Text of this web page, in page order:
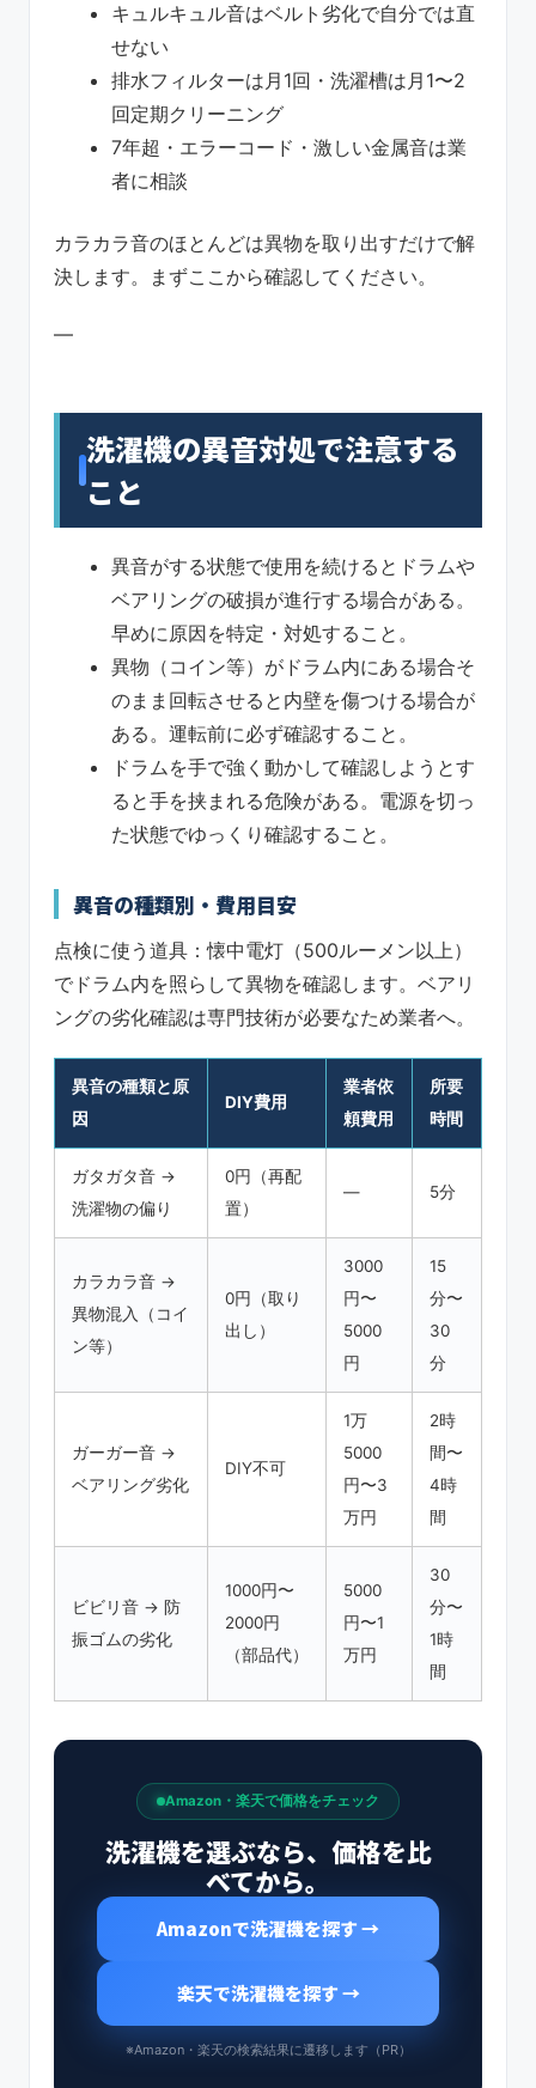
キュルキュル音はベルト劣化で自分では直
せない
排水フィルターは月1回・洗濯槽は月1〜2
回定期クリーニング
7年超・エラーコード・激しい金属音は業
者に相談
カラカラ音のほとんどは異物を取り出すだけで解
決します。まずここから確認してください。
—
洗濯機の異音対処で注意する
こと
異音がする状態で使用を続けるとドラムや
ベアリングの破損が進行する場合がある。
早めに原因を特定・対処すること。
異物（コイン等）がドラム内にある場合そ
のまま回転させると内壁を傷つける場合が
ある。運転前に必ず確認すること。
ドラムを手で強く動かして確認しようとす
ると手を挟まれる危険がある。電源を切っ
た状態でゆっくり確認すること。
異音の種類別・費用目安
点検に使う道具：懐中電灯（500ルーメン以上）
でドラム内を照らして異物を確認します。ベアリ
ングの劣化確認は専門技術が必要なため業者へ。
異音の種類と原
因
DIY費用
業者依
頼費用
所要
時間
ガタガタ音 →
洗濯物の偏り
0円（再配
置）
— 5分
カラカラ音 →
異物混入（コイ
ン等）
0円（取り
出し）
3000
円〜
5000
円
15
分〜
30
分
ガーガー音 →
ベアリング劣化
DIY不可
1万
5000
円〜3
万円
2時
間〜
4時
間
ビビリ音 → 防
振ゴムの劣化
1000円〜
2000円
（部品代）
5000
円〜1
万円
30
分〜
1時
間
Amazon・楽天で価格をチェック
洗濯機を選ぶなら、価格を比
べてから。
Amazonで洗濯機を探す →
楽天で洗濯機を探す →
※Amazon・楽天の検索結果に遷移します（PR）